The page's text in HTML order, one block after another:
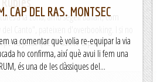
a la zona, amb segell Ballart, com
Canto", pateixen d'overbooking. I si no
i a Jesús que el darrer cap de...
CAP DEL RAS. MONTSEC
va comentar què volia re-equipar la via
ho confirma, així què avui li fem una
és una de les clàssiques del...